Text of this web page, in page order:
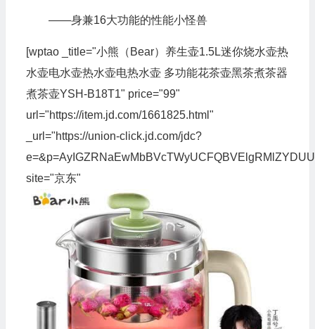
——身兼16大功能的性能小怪兽
[wptao _title="小熊（Bear）养生壶1.5L迷你烧水壶热
水壶电水壶热水壶电热水壶 多功能花茶壶黑茶煮茶器
煮茶壶YSH-B18T1" price="99"
url="https://item.jd.com/1661825.html"
_url="https://union-click.jd.com/jdc?
site="京东"